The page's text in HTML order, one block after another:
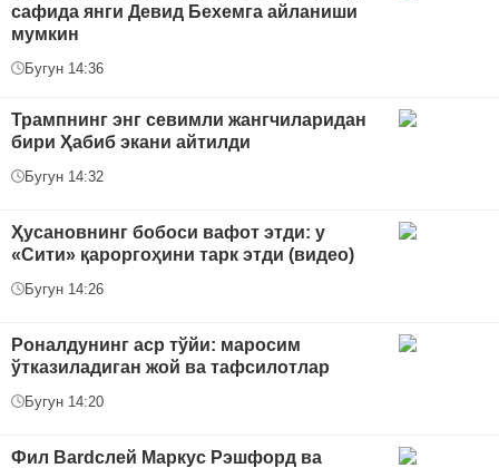
сафида янги Девид Бехемга айланиши
мумкин
Бугун 14:36
Трампнинг энг севимли жангчиларидан
бири Ҳабиб экани айтилди
Бугун 14:32
Ҳусановнинг бобоси вафот этди: у
«Сити» қароргоҳини тарк этди (видео)
Бугун 14:26
Роналдунинг аср тўйи: маросим
ўтказиладиган жой ва тафсилотлар
Бугун 14:20
Фил Bardслей Маркус Рэшфорд ва